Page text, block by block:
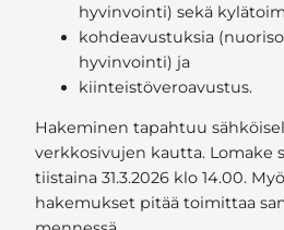
hyvinvointi) sekä
kohdeavustuksia
hyvinvointi) ja
kiinteistöveroavustus.
Hakeminen tapahtuu
verkkosivujen kautta. Lomake
tiistaina 31.3.2026 klo 14.00.
hakemukset pitää toimittaa